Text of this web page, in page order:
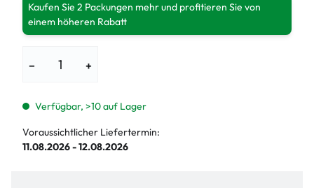
Kaufen Sie 2 Packungen mehr und profitieren Sie von
einem höheren Rabatt
− +
Verfügbar, >10 auf Lager
Voraussichtlicher Liefertermin:
11.08.2026 - 12.08.2026